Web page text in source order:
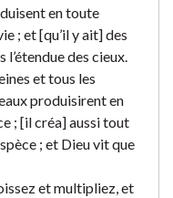
en toute
; et [qu’il y ait] des
des cieux.
et tous les
produisirent en
; [il créa] aussi tout
; et Dieu vit que
et multipliez, et